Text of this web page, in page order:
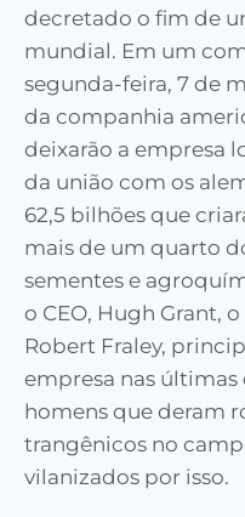
decretado o fim de
mundial. Em um
segunda-feira, 7 de
da companhia
deixarão a empresa
da união com os
62,5 bilhões que
mais de um quarto
sementes e
o CEO, Hugh Grant,
Robert Fraley,
empresa nas últimas
homens que deram
trangênicos no
vilanizados por isso.